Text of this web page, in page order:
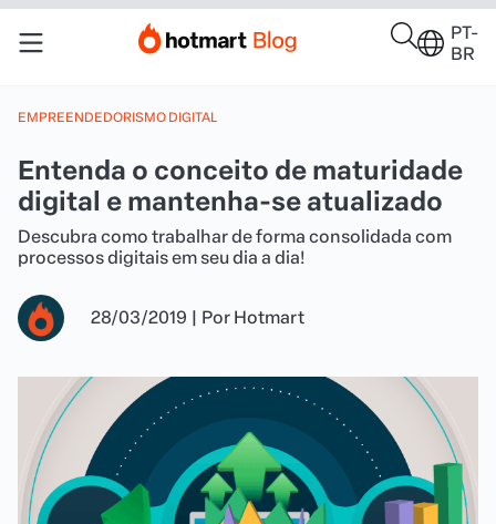
PT-
BR
EMPREENDEDORISMO DIGITAL
Entenda o conceito de maturidade
digital e mantenha-se atualizado
Descubra como trabalhar de forma consolidada com
processos digitais em seu dia a dia!
28/03/2019 | Por Hotmart